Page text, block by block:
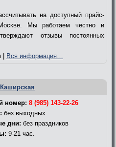
на доступный прайс-
Мы работаем честно и
отзывы постоянных
| Вся информация…
номер: 8 (985) 143-22-26
без выходных
дни: без праздников
9-21 час.